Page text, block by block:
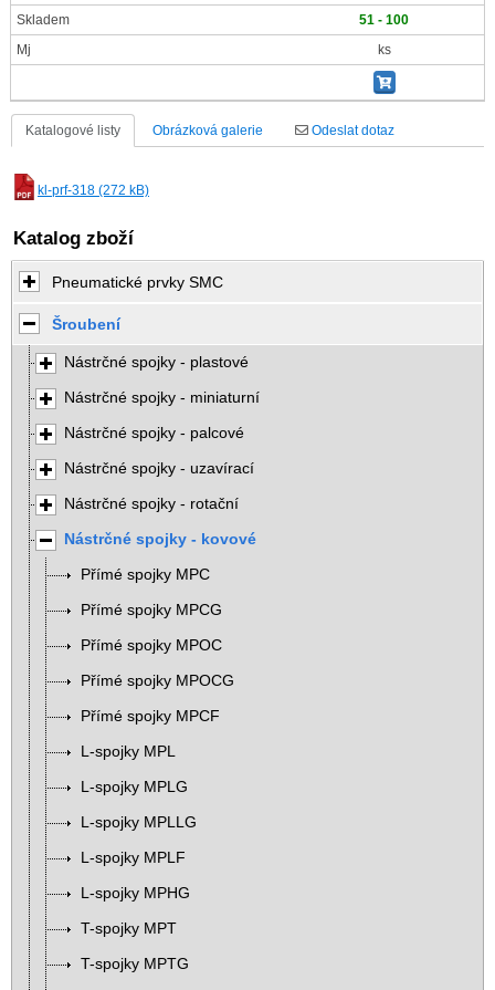
Skladem
51 - 100
Mj
ks
Katalogové listy Obrázková galerie Odeslat dotaz
kl-prf-318 (272 kB)
Katalog zboží
Pneumatické prvky SMC
Šroubení
Nástrčné spojky - plastové
Nástrčné spojky - miniaturní
Nástrčné spojky - palcové
Nástrčné spojky - uzavírací
Nástrčné spojky - rotační
Nástrčné spojky - kovové
Přímé spojky MPC
Přímé spojky MPCG
Přímé spojky MPOC
Přímé spojky MPOCG
Přímé spojky MPCF
L-spojky MPL
L-spojky MPLG
L-spojky MPLLG
L-spojky MPLF
L-spojky MPHG
T-spojky MPT
T-spojky MPTG